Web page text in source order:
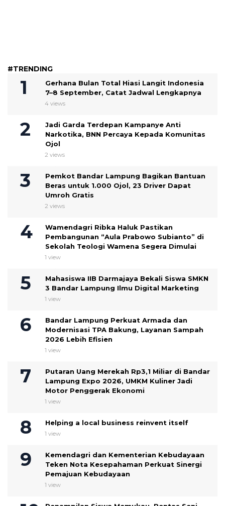
#TRENDING
Gerhana Bulan Total Hiasi Langit Indonesia
7–8 September, Catat Jadwal Lengkapnya
4 views
Jadi Garda Terdepan Kampanye Anti
Narkotika, BNN Percaya Kepada Komunitas
Ojol
2 views
Pemkot Bandar Lampung Bagikan Bantuan
Beras untuk 1.000 Ojol, 23 Driver Dapat
Umroh Gratis
2 views
Wamendagri Ribka Haluk Pastikan
Pembangunan “Aula Prabowo Subianto” di
Sekolah Teologi Wamena Segera Dimulai
1 view
Mahasiswa IIB Darmajaya Bekali Siswa SMKN
3 Bandar Lampung Ilmu Digital Marketing
1 view
Bandar Lampung Perkuat Armada dan
Modernisasi TPA Bakung, Layanan Sampah
2026 Lebih Efisien
1 view
Putaran Uang Merekah Rp3,1 Miliar di Bandar
Lampung Expo 2026, UMKM Kuliner Jadi
Motor Penggerak Ekonomi
1 view
Helping a local business reinvent itself
1 view
Kemendagri dan Kementerian Kebudayaan
Teken Nota Kesepahaman Perkuat Sinergi
Pemajuan Kebudayaan
1 view